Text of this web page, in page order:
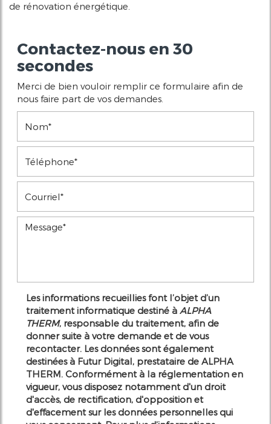
de rénovation énergétique.
Contactez-nous en 30
secondes
Merci de bien vouloir remplir ce formulaire afin de
nous faire part de vos demandes.
Les informations recueillies font l’objet d’un
traitement informatique destiné àALPHA
THERM, responsable du traitement, afin de
donner suite à votre demande et de vous
recontacter. Les données sont également
destinées à Futur Digital, prestataire de ALPHA
THERM. Conformément à la réglementation en
vigueur, vous disposez notamment d'un droit
d'accès, de rectification, d'opposition et
d'effacement sur les données personnelles qui